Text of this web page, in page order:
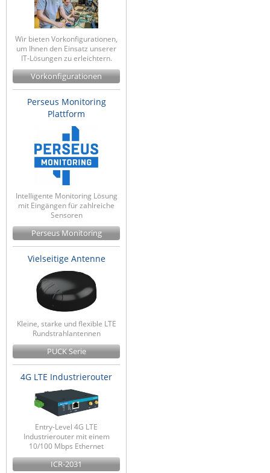
Wir bieten Vorkonfigurationen,
um Ihnen den Einsatz unserer
IT-Lösungen zu erleichtern.
Vorkonfigurationen
Perseus Monitoring
Plattform
Intelligente Monitoring Lösung
mit Eingängen für zahlreiche
Sensoren
Perseus Monitoring
Vielseitige Antenne
Kleine, starke und flexible LTE
Rundstrahlantennen
PUCK Serie
4G LTE Industrierouter
Entry-Level 4G LTE
Industrierouter mit einem
10/100 Mbps Ethernet
ICR-2031